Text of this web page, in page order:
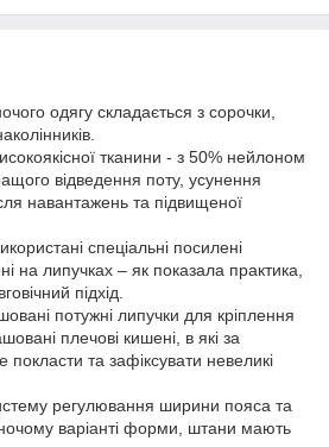
одягу складається з сорочки,
тканини - з 50% нейлоном
відведення поту, усунення
навантажень та підвищеної
спеціальні посилені
на липучках – як показала практика,
підхід.
потужні липучки для кріплення
плечові кишені, в які за
покласти та зафіксувати невеликі
регулювання ширини пояса та
варіанті форми, штани мають